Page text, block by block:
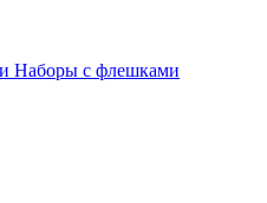
Наборы с флешками